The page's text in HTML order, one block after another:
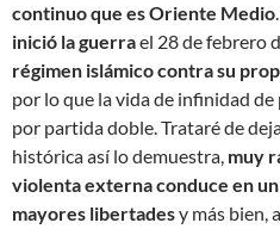
continuo que es Oriente Medio
inició la guerrael 28 de febrero
régimen islámico contra su
por lo que la vida de infinidad de
por partida doble. Trataré de
histórica así lo demuestra, muy
violenta externa conduce en un
mayores libertadesy más bien,